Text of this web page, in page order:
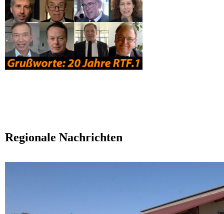
Regionale Nachrichten